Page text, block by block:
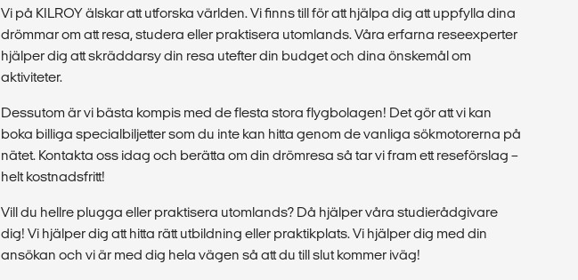
Vi på KILROY älskar att utforska världen. Vi finns till för att hjälpa dig att uppfylla dina
drömmar om att resa, studera eller praktisera utomlands. Våra erfarna reseexperter
hjälper dig att skräddarsy din resa utefter din budget och dina önskemål om
aktiviteter.
Dessutom är vi bästa kompis med de flesta stora flygbolagen! Det gör att vi kan
boka billiga specialbiljetter som du inte kan hitta genom de vanliga sökmotorerna på
nätet. Kontakta oss idag och berätta om din drömresa så tar vi fram ett reseförslag –
helt kostnadsfritt!
Vill du hellre plugga eller praktisera utomlands? Då hjälper våra studierådgivare
dig! Vi hjälper dig att hitta rätt utbildning eller praktikplats. Vi hjälper dig med din
ansökan och vi är med dig hela vägen så att du till slut kommer iväg!